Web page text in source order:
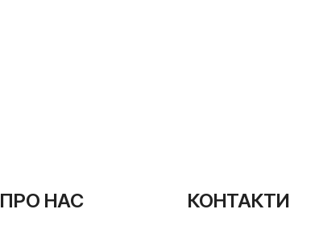
ПРО НАС КОНТАКТИ